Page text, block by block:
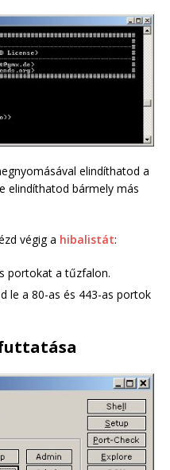
elindíthatod a
elindíthatod bármely más
végig a hibalistát:
portokat a tűzfalon.
le a 80-as és 443-as portok